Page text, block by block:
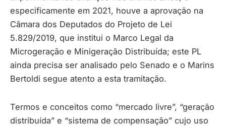
especificamente em 2021, houve a aprovação na
Câmara dos Deputados do Projeto de Lei
5.829/2019, que institui o Marco Legal da
Microgeração e Minigeração Distribuída; este PL
ainda precisa ser analisado pelo Senado e o Marins
Bertoldi segue atento a esta tramitação.
Termos e conceitos como “mercado livre”, “geração
distribuída” e “sistema de compensação” cujo uso